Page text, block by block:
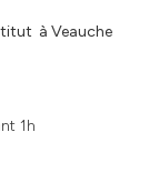
à Veauche
1h